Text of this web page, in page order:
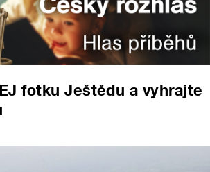
fotku Ještědu a vyhrajte